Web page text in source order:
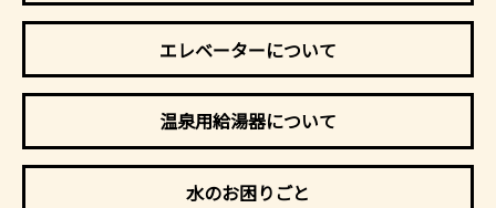
エレベーターについて
温泉用給湯器について
水のお困りごと